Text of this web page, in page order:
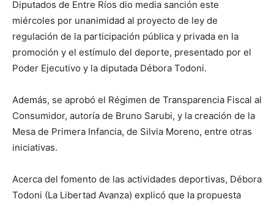
Diputados de Entre Ríos dio media sanción este
miércoles por unanimidad al proyecto de ley de
regulación de la participación pública y privada en la
promoción y el estímulo del deporte, presentado por el
Poder Ejecutivo y la diputada Débora Todoni.
Además, se aprobó el Régimen de Transparencia Fiscal al
Consumidor, autoría de Bruno Sarubi, y la creación de la
Mesa de Primera Infancia, de Silvia Moreno, entre otras
iniciativas.
Acerca del fomento de las actividades deportivas, Débora
Todoni (La Libertad Avanza) explicó que la propuesta